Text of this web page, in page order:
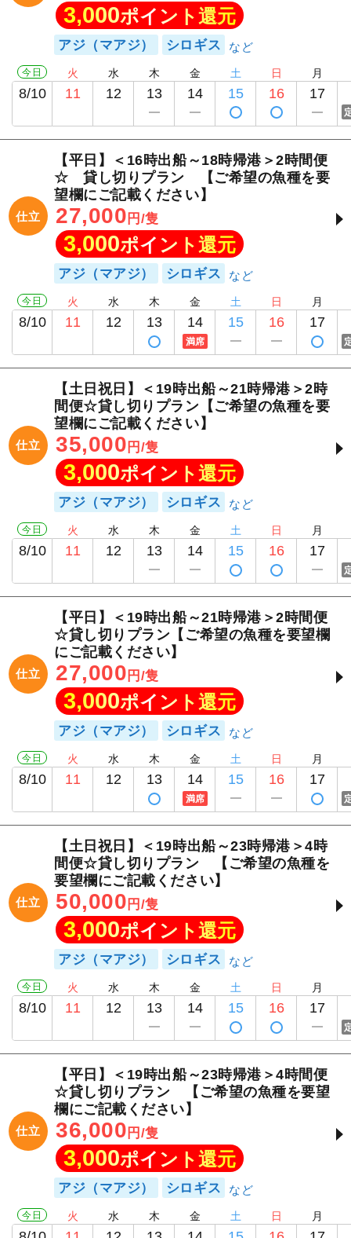
3,000ポイント還元
アジ（マアジ） シロギス
今日
8/10
火
11
水
12
木
13
金
14
土
15
日
16
月
17
仕立
【平日】＜16時出船～18時帰港＞2時間便
☆ 貸し切りプラン 【ご希望の魚種を要
望欄にご記載ください】
27,000 円/隻
3,000ポイント還元
アジ（マアジ） シロギス
今日
8/10
火
11
水
12
木
13
金
14
満席
土
15
日
16
月
17
仕立
【土日祝日】＜19時出船～21時帰港＞2時
間便☆貸し切りプラン【ご希望の魚種を要
望欄にご記載ください】
35,000 円/隻
3,000ポイント還元
アジ（マアジ） シロギス
今日
8/10
火
11
水
12
木
13
金
14
土
15
日
16
月
17
仕立
【平日】＜19時出船～21時帰港＞2時間便
☆貸し切りプラン【ご希望の魚種を要望欄
にご記載ください】
27,000 円/隻
3,000ポイント還元
アジ（マアジ） シロギス
今日
8/10
火
11
水
12
木
13
金
14
満席
土
15
日
16
月
17
仕立
【土日祝日】＜19時出船～23時帰港＞4時
間便☆貸し切りプラン 【ご希望の魚種を
要望欄にご記載ください】
50,000 円/隻
3,000ポイント還元
アジ（マアジ） シロギス
今日
8/10
火
11
水
12
木
13
金
14
土
15
日
16
月
17
仕立
【平日】＜19時出船～23時帰港＞4時間便
☆貸し切りプラン 【ご希望の魚種を要望
欄にご記載ください】
36,000 円/隻
3,000ポイント還元
アジ（マアジ） シロギス
今日 火 水 木 金 土 日 月